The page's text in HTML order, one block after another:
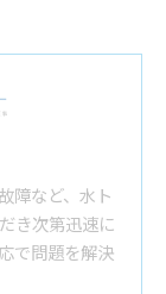
障など、水ト
き次第迅速に
で問題を解決